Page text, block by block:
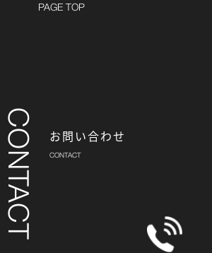
PAGE TOP
お問い合わせ